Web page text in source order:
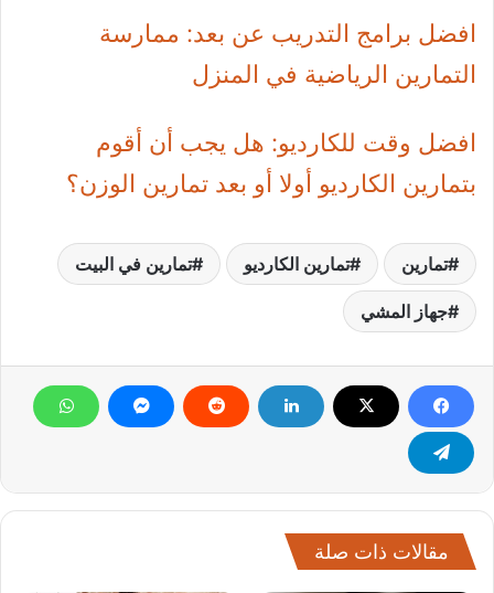
افضل برامج التدريب عن بعد: ممارسة
التمارين الرياضية في المنزل
افضل وقت للكارديو: هل يجب أن أقوم
بتمارين الكارديو أولا أو بعد تمارين الوزن؟
تمارين تمارين الكارديو تمارين في البيت
جهاز المشي
مقالات ذات صلة